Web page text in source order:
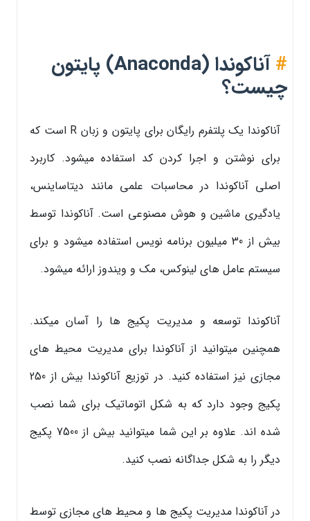
# آناکوندا (Anaconda) پایتون
چیست؟
آناکوندا یک پلتفرم رایگان برای پایتون و زبان R است که
برای نوشتن و اجرا کردن کد استفاده میشود. کاربرد
اصلی آناکوندا در محاسبات علمی مانند دیتاساینس،
یادگیری ماشین و هوش مصنوعی است. آناکوندا توسط
بیش از 30 میلیون برنامه نویس استفاده میشود و برای
سیستم عامل های لینوکس، مک و ویندوز ارائه میشود.
آناکوندا توسعه و مدیریت پکیج ها را آسان میکند.
همچنین میتوانید از آناکوندا برای مدیریت محیط های
مجازی نیز استفاده کنید. در توزیع آناکوندا بیش از 250
پکیج وجود دارد که به شکل اتوماتیک برای شما نصب
شده اند. علاوه بر این شما میتوانید بیش از 7500 پکیج
دیگر را به شکل جداگانه نصب کنید.
در آناکوندا مدیریت پکیج ها و محیط های مجازی توسط